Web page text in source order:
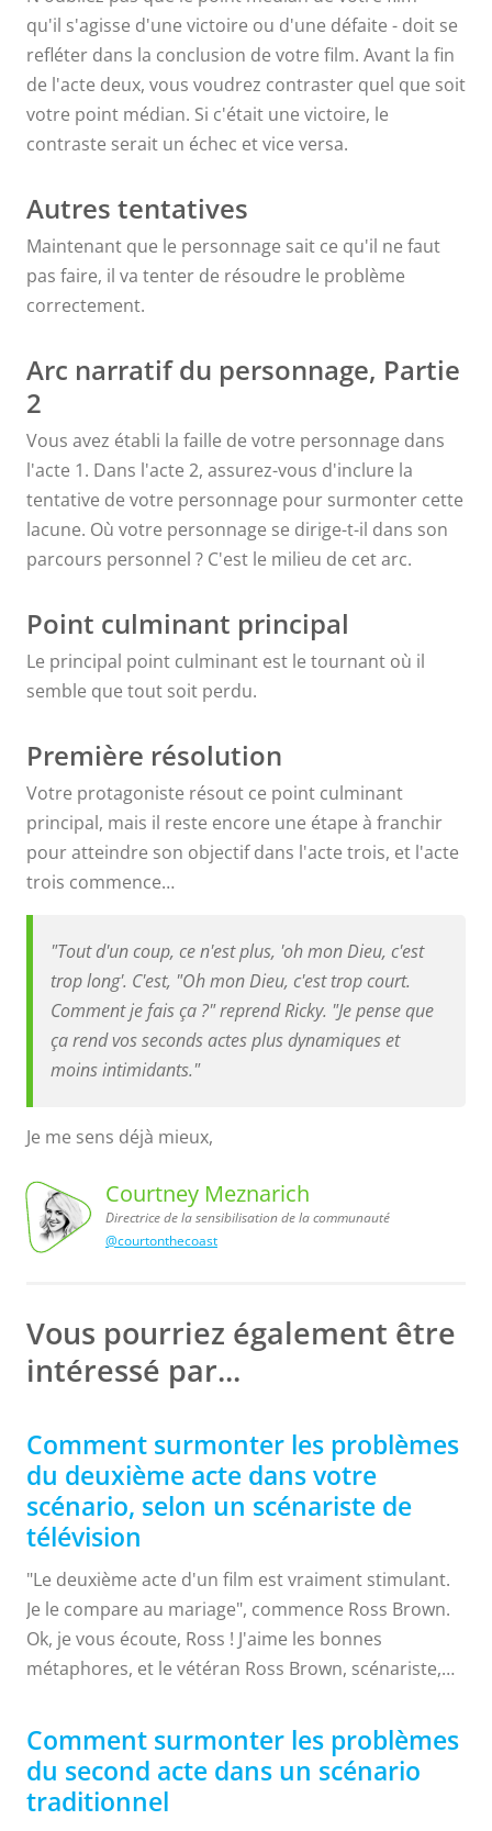
cela comme si
j'écrivais un
plus petit
ce scénario,
mentalement,
beaucoup
moins
intimidant.”
qu'il s'agisse d'une victoire ou d'une défaite - doit se
refléter dans la conclusion de votre film. Avant la fin
de l'acte deux, vous voudrez contraster quel que soit
votre point médian. Si c'était une victoire, le
contraste serait un échec et vice versa.
Autres tentatives
Maintenant que le personnage sait ce qu'il ne faut
pas faire, il va tenter de résoudre le problème
correctement.
Arc narratif du personnage, Partie
2
Vous avez établi la faille de votre personnage dans
l'acte 1. Dans l'acte 2, assurez-vous d'inclure la
tentative de votre personnage pour surmonter cette
lacune. Où votre personnage se dirige-t-il dans son
parcours personnel ? C'est le milieu de cet arc.
Point culminant principal
Le principal point culminant est le tournant où il
semble que tout soit perdu.
Première résolution
Votre protagoniste résout ce point culminant
principal, mais il reste encore une étape à franchir
pour atteindre son objectif dans l'acte trois, et l'acte
trois commence…
"Tout d'un coup, ce n'est plus, 'oh mon Dieu, c'est
trop long'. C'est, "Oh mon Dieu, c'est trop court.
Comment je fais ça ?" reprend Ricky. "Je pense que
ça rend vos seconds actes plus dynamiques et
moins intimidants."
Je me sens déjà mieux,
Courtney
Meznarich,
Directrice
de la sensibilisation
de la communauté
Courtney Meznarich
Directrice de la sensibilisation de la communauté
@courtonthecoast
Vous pourriez également être
intéressé par...
Comment surmonter les problèmes
du deuxième acte dans votre
scénario, selon un scénariste de
télévision
"Le deuxième acte d'un film est vraiment stimulant.
Je le compare au mariage", commence Ross Brown.
Ok, je vous écoute, Ross ! J'aime les bonnes
métaphores, et le vétéran Ross Brown, scénariste,
Step", "The Cosby Show", "National Lampoon's
Vacation") en a quelques unes très intéressantes
dans sa manche. Après tout, il est le directeur du
programme de maîtrise en beaux-arts de l'université
Comment surmonter les problèmes
du second acte dans un scénario
traditionnel